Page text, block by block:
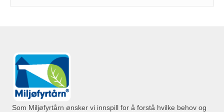
Som Miljøfyrtårn ønsker vi innspill for å forstå hvilke behov og